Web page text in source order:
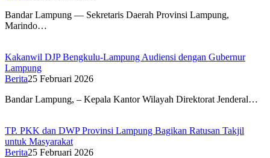
Bandar Lampung — Sekretaris Daerah Provinsi Lampung,
Marindo…
Kakanwil DJP Bengkulu-Lampung Audiensi dengan Gubernur
Lampung
Berita25 Februari 2026
Bandar Lampung, – Kepala Kantor Wilayah Direktorat Jenderal…
TP. PKK dan DWP Provinsi Lampung Bagikan Ratusan Takjil
untuk Masyarakat
Berita25 Februari 2026